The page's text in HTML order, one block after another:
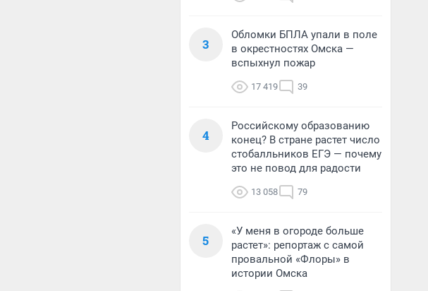
3
Обломки БПЛА упали в поле
в окрестностях Омска —
вспыхнул пожар
17 419 39
4
Российскому образованию
конец? В стране растет число
стобалльников ЕГЭ — почему
это не повод для радости
13 058 79
5
«У меня в огороде больше
растет»: репортаж с самой
провальной «Флоры» в
истории Омска